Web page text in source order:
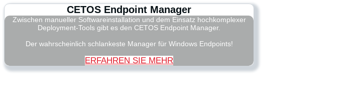
CETOS Endpoint Manager
Zwischen manueller Softwareinstallation und dem Einsatz hochkomplexer
Deployment-Tools gibt es den CETOS Endpoint Manager.
Der wahrscheinlich schlankeste Manager für Windows Endpoints!
ERFAHREN SIE MEHR